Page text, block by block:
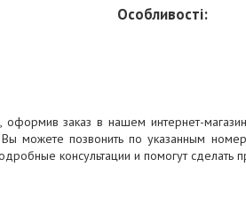
Особливості:
оформив заказ в нашем интернет-
можете позвонить по указанным
консультации и помогут сделать